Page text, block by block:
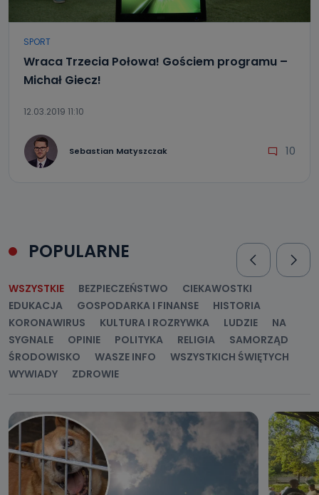
SPORT
Wraca Trzecia Połowa! Gościem programu –
Michał Giecz!
12.03.2019 11:10
Sebastian Matyszczak 10
POPULARNE
WSZYSTKIE BEZPIECZEŃSTWO
CIEKAWOSTKI
EDUKACJA
GOSPODARKA I FINANSE
HISTORIA
KORONAWIRUS
KULTURA I ROZRYWKA LUDZIE
NA
SYGNALE
OPINIE POLITYKA RELIGIA
SAMORZĄD
ŚRODOWISKO
WASZE INFO
WSZYSTKICH ŚWIĘTYCH
WYWIADY
ZDROWIE